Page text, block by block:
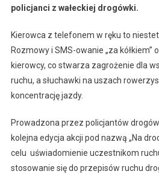
policjanci z wałeckiej drogówki.
Kierowca z telefonem w ręku to
Rozmowy i SMS-owanie „za kółkiem”
kierowcy, co stwarza zagrożenie dla
ruchu, a słuchawki na uszach
koncentrację jazdy.
Prowadzona przez policjantów
kolejna edycja akcji pod nazwą „Na
celu uświadomienie uczestnikom
stosowanie się do przepisów ruchu